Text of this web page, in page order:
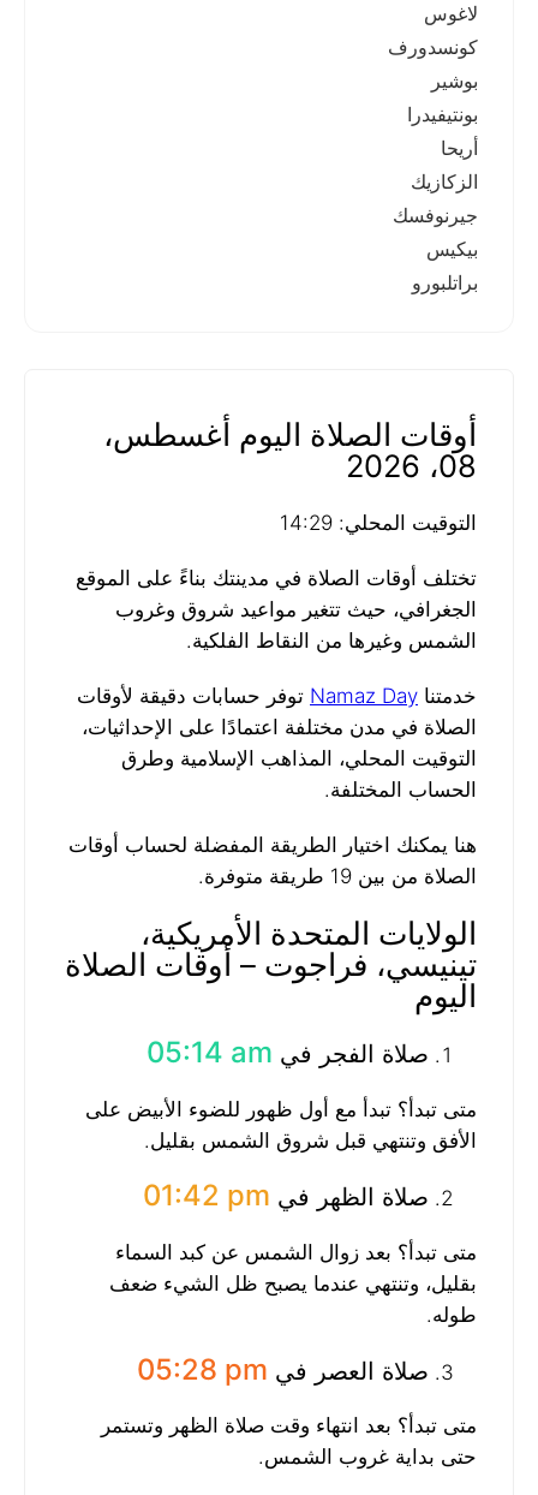
لاغوس
كونسدورف
بوشير
بونتيفيدرا
أريحا
الزكازيك
جيرنوفسك
بيكيس
براتلبورو
أوقات الصلاة اليوم أغسطس،
08، 2026
التوقيت المحلي: 14:29
تختلف أوقات الصلاة في مدينتك بناءً على الموقع
الجغرافي، حيث تتغير مواعيد شروق وغروب
الشمس وغيرها من النقاط الفلكية.
خدمتنا Namaz Day توفر حسابات دقيقة لأوقات
الصلاة في مدن مختلفة اعتمادًا على الإحداثيات،
التوقيت المحلي، المذاهب الإسلامية وطرق
الحساب المختلفة.
هنا يمكنك اختيار الطريقة المفضلة لحساب أوقات
الصلاة من بين 19 طريقة متوفرة.
الولايات المتحدة الأمريكية،
تينيسي، فراجوت – أوقات الصلاة
اليوم
صلاة الفجر في 05:14 am
متى تبدأ؟ تبدأ مع أول ظهور للضوء الأبيض على
الأفق وتنتهي قبل شروق الشمس بقليل.
صلاة الظهر في 01:42 pm
متى تبدأ؟ بعد زوال الشمس عن كبد السماء
بقليل، وتنتهي عندما يصبح ظل الشيء ضعف
طوله.
صلاة العصر في 05:28 pm
متى تبدأ؟ بعد انتهاء وقت صلاة الظهر وتستمر
حتى بداية غروب الشمس.